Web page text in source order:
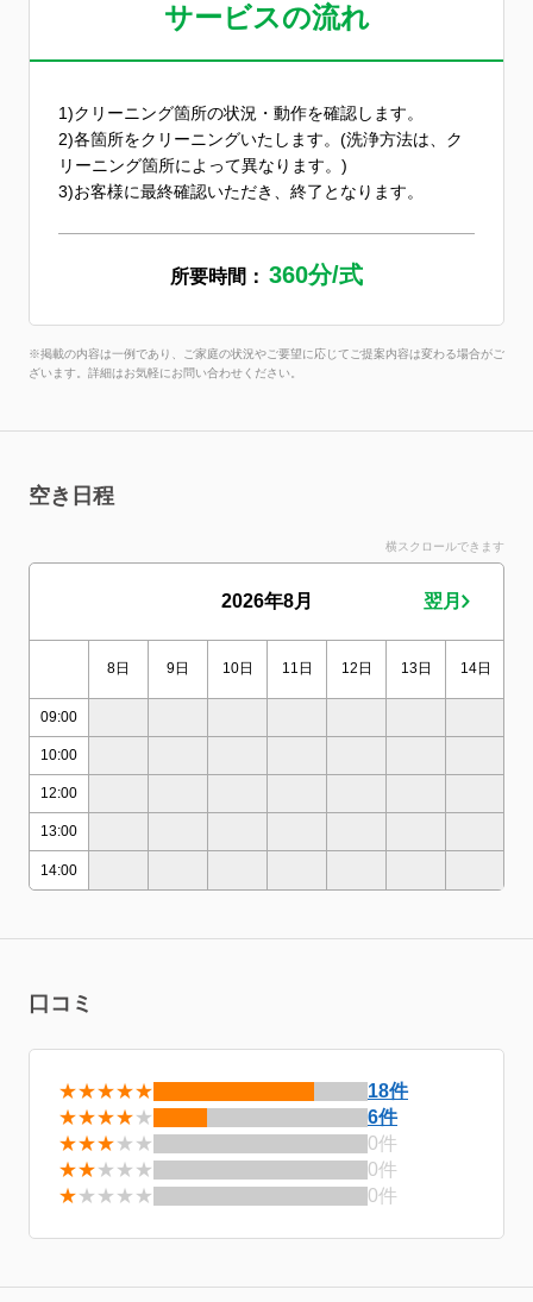
サービスの流れ
1)クリーニング箇所の状況・動作を確認します。
2)各箇所をクリーニングいたします。(洗浄方法は、ク
リーニング箇所によって異なります。)
3)お客様に最終確認いただき、終了となります。
所要時間： 360分/式
※掲載の内容は一例であり、ご家庭の状況やご要望に応じてご提案内容は変わる場合がご
ざいます。詳細はお気軽にお問い合わせください。
空き日程
横スクロールできます
2026年8月 翌月
8日 9日 10日 11日 12日 13日 14日
09:00
10:00
12:00
13:00
14:00
口コミ
★★★★★
18件
★★★★★
6件
★★★★★
0件
★★★★★
0件
★★★★★ 0件